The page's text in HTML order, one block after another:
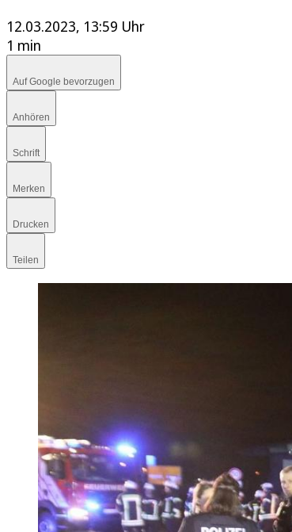
12.03.2023, 13:59 Uhr
1 min
Auf Google bevorzugen
Anhören
Schrift
Merken
Drucken
Teilen